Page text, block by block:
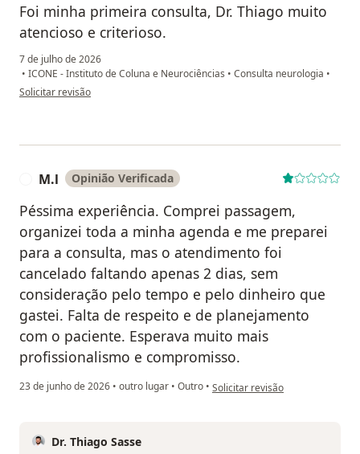
Foi minha primeira consulta, Dr. Thiago muito
atencioso e criterioso.
7 de julho de 2026
• ICONE - Instituto de Coluna e Neurociências • Consulta neurologia •
na opinião do utilizador JACM
Solicitar revisão
M.l Opinião Verificada
Péssima experiência. Comprei passagem,
organizei toda a minha agenda e me preparei
para a consulta, mas o atendimento foi
cancelado faltando apenas 2 dias, sem
consideração pelo tempo e pelo dinheiro que
gastei. Falta de respeito e de planejamento
com o paciente. Esperava muito mais
profissionalismo e compromisso.
23 de junho de 2026 • outro lugar • Outro • na opinião do utilizador M.l
Solicitar revisão
Dr. Thiago Sasse